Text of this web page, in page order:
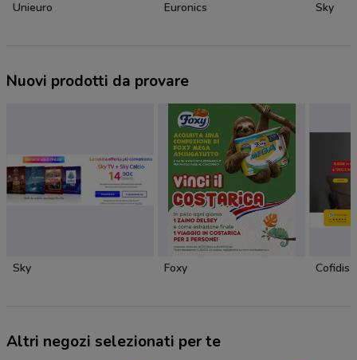
Unieuro Euronics Sky
Nuovi prodotti da provare
Sky Foxy Cofidis
Altri negozi selezionati per te